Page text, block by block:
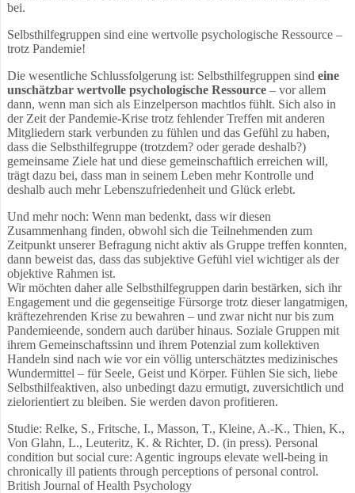
bei.
Selbsthilfegruppen sind eine wertvolle psychologische Ressource –
trotz Pandemie!
Die wesentliche Schlussfolgerung ist: Selbsthilfegruppen sind eine
unschätzbar wertvolle psychologische Ressource– vor allem
dann, wenn man sich als Einzelperson machtlos fühlt. Sich also in
der Zeit der Pandemie-Krise trotz fehlender Treffen mit anderen
Mitgliedern stark verbunden zu fühlen und das Gefühl zu haben,
dass die Selbsthilfegruppe (trotzdem? oder gerade deshalb?)
gemeinsame Ziele hat und diese gemeinschaftlich erreichen will,
trägt dazu bei, dass man in seinem Leben mehr Kontrolle und
deshalb auch mehr Lebenszufriedenheit und Glück erlebt.
Und mehr noch: Wenn man bedenkt, dass wir diesen
Zusammenhang finden, obwohl sich die Teilnehmenden zum
Zeitpunkt unserer Befragung nicht aktiv als Gruppe treffen konnten,
dann beweist das, dass das subjektive Gefühl viel wichtiger als der
objektive Rahmen ist.
Wir möchten daher alle Selbsthilfegruppen darin bestärken, sich ihr
Engagement und die gegenseitige Fürsorge trotz dieser langatmigen,
kräftezehrenden Krise zu bewahren – und zwar nicht nur bis zum
Pandemieende, sondern auch darüber hinaus. Soziale Gruppen mit
ihrem Gemeinschaftssinn und ihrem Potenzial zum kollektiven
Handeln sind nach wie vor ein völlig unterschätztes medizinisches
Wundermittel – für Seele, Geist und Körper. Fühlen Sie sich, liebe
Selbsthilfeaktiven, also unbedingt dazu ermutigt, zuversichtlich und
zielorientiert zu bleiben. Sie werden davon profitieren.
Studie: Relke, S., Fritsche, I., Masson, T., Kleine, A.-K., Thien, K.,
Von Glahn, L., Leuteritz, K. & Richter, D. (in press). Personal
condition but social cure: Agentic ingroups elevate well-being in
chronically ill patients through perceptions of personal control.
British Journal of Health Psychology